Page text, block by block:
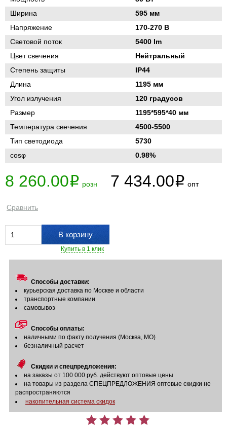
Ширина
595 мм
Напряжение
170-270 В
Световой поток
5400 lm
Цвет свечения
Нейтральный
Степень защиты
IP44
Длина
1195 мм
Угол излучения
120 градусов
Размер
1195*595*40 мм
Температура свечения
4500-5500
Тип светодиода
5730
cosφ
0.98%
8 260.00i розн 7 434.00i опт
Сравнить
В корзину
Купить в 1 клик
Способы доставки:
курьерская доставка по Москве и области
транспортные компании
самовывоз
Способы оплаты:
наличными по факту получения (Москва, МО)
безналичный расчет
Скидки и спецпредложения:
на заказы от 100 000 руб. действуют оптовые цены
на товары из раздела СПЕЦПРЕДЛОЖЕНИЯ оптовые скидки не
распространяются
накопительная система скидок